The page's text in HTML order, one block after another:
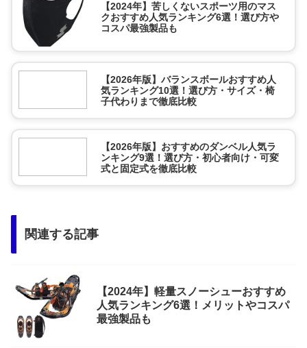
【2024年】苦しくないスポーツ用のマス
クおすすめ人気ランキング6選！選び方や
コスパ最強製品も
【2026年版】バランスボールおすすめ人
気ランキング10選！選び方・サイズ・椅
子代わりまで徹底比較
【2026年版】おすすめのダンベル人気ラ
ンキング9選！選び方・初心者向け・可変
式と固定式を徹底比較
関連する記事
【2024年】軽量スノーシューおすすめ
人気ランキング6選！メリットやコスパ
最強製品も